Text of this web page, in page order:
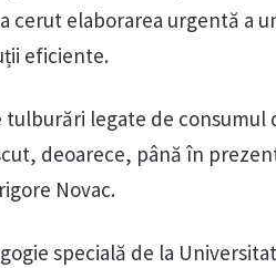
cerut elaborarea urgentă a
eficiente.
legate de consumul
deoarece, până în
Novac.
specială de la